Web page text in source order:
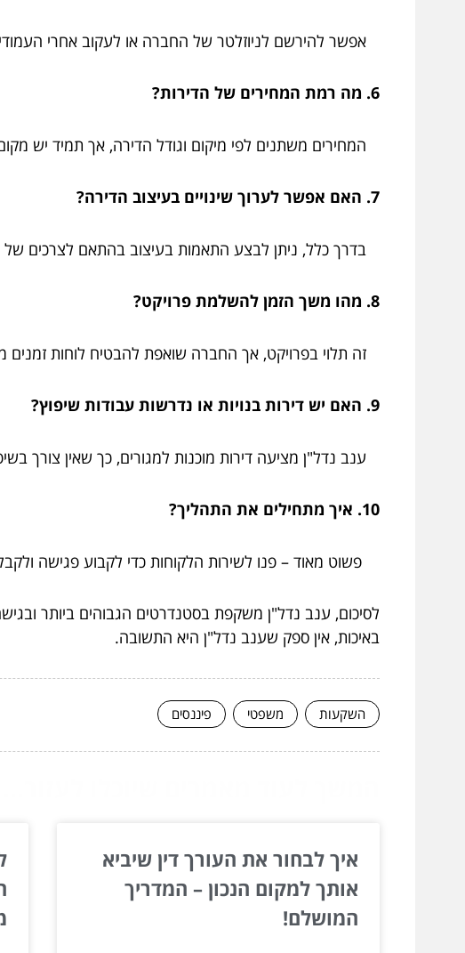
אפשר להירשם לניוזלטר של החברה או לעקוב אחרי
6. מה רמת המחירים של הדירות?
המחירים משתנים לפי מיקום וגודל הדירה, אך תמיד יש
7. האם אפשר לערוך שינויים בעיצוב הדירה?
בדרך כלל, ניתן לבצע התאמות בעיצוב בהתאם לצרכים של
8. מהו משך הזמן להשלמת פרויקט?
זה תלוי בפרויקט, אך החברה שואפת להבטיח לוחות זמנים
9. האם יש דירות בנויות או נדרשות עבודות שיפוץ?
ענב נדל"ן מציעה דירות מוכנות למגורים, כך שאין צורך
10. איך מתחילים את התהליך?
פשוט מאוד – פנו לשירות הלקוחות כדי לקבוע פגישה
לסיכום, ענב נדל"ן משקפת בסטנדרטים הגבוהים ביותר
באיכות, אין ספק שענב נדל"ן היא התשובה.
השקעות משפטי פיננסים
איך לבחור את העורך דין שיביא
אותך למקום הנכון – המדריך
המושלם!